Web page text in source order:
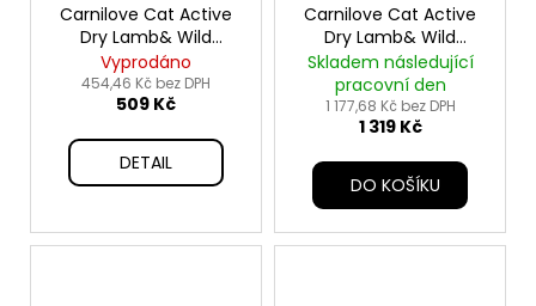
Carnilove Cat Active
Dry Lamb& Wild
Steril.Ad.AB 2kg
Vyprodáno
454,46 Kč bez DPH
509 Kč
DETAIL
Carnilove Cat Active
Dry Lamb& Wild
Steril.Ad.AB 6kg
Skladem následující
pracovní den
1 177,68 Kč bez DPH
1 319 Kč
DO KOŠÍKU